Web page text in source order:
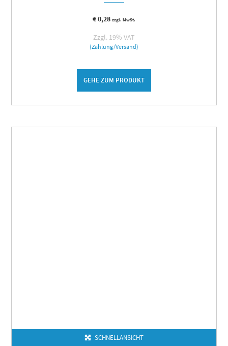
€0,28 zzgl. MwSt.
Zzgl. 19% VAT
(Zahlung/Versand)
GEHE ZUM PRODUKT
SCHNELLANSICHT